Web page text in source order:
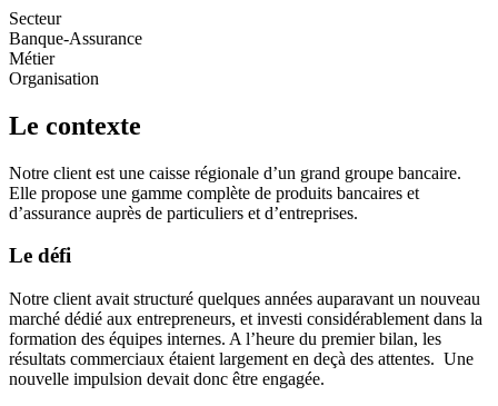
Secteur
Banque-Assurance
Métier
Organisation
Le contexte
Notre client est une caisse régionale d’un grand groupe bancaire.
Elle propose une gamme complète de produits bancaires et
d’assurance auprès de particuliers et d’entreprises.
Le défi
Notre client avait structuré quelques années auparavant un nouveau
marché dédié aux entrepreneurs, et investi considérablement dans la
formation des équipes internes. A l’heure du premier bilan, les
résultats commerciaux étaient largement en deçà des attentes. Une
nouvelle impulsion devait donc être engagée.